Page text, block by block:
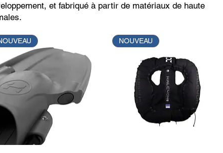
et fabriqué à partir de matériaux de haute
NOUVEAU